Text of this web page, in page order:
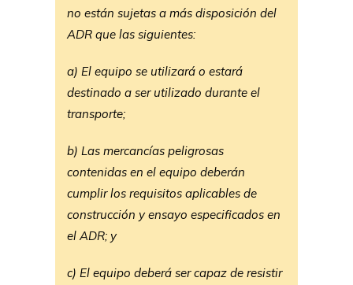
no están sujetas a más disposición del
ADR que las siguientes:
a) El equipo se utilizará o estará
destinado a ser utilizado durante el
transporte;
b) Las mercancías peligrosas
contenidas en el equipo deberán
cumplir los requisitos aplicables de
construcción y ensayo especificados en
el ADR; y
c) El equipo deberá ser capaz de resistir